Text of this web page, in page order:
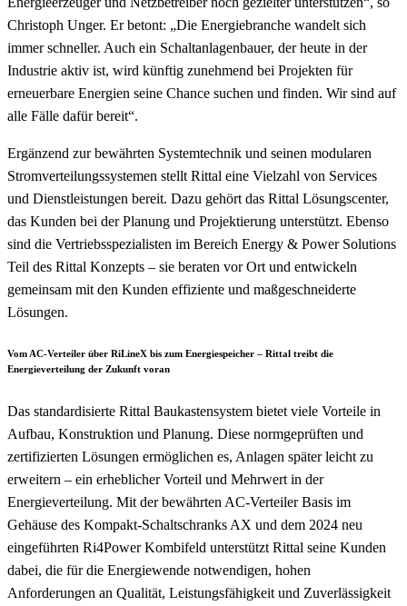
Christoph Unger. Er betont: „Die Energiebranche wandelt sich
immer schneller. Auch ein Schaltanlagenbauer, der heute in der
Industrie aktiv ist, wird künftig zunehmend bei Projekten für
erneuerbare Energien seine Chance suchen und finden. Wir sind auf
alle Fälle dafür bereit“.
Ergänzend zur bewährten Systemtechnik und seinen modularen
Stromverteilungssystemen stellt Rittal eine Vielzahl von Services
und Dienstleistungen bereit. Dazu gehört das Rittal Lösungscenter,
das Kunden bei der Planung und Projektierung unterstützt. Ebenso
sind die Vertriebsspezialisten im Bereich Energy & Power Solutions
Teil des Rittal Konzepts – sie beraten vor Ort und entwickeln
gemeinsam mit den Kunden effiziente und maßgeschneiderte
Lösungen.
Vom AC-Verteiler über RiLineX bis zum Energiespeicher – Rittal treibt die
Energieverteilung der Zukunft voran
Das standardisierte Rittal Baukastensystem bietet viele Vorteile in
Aufbau, Konstruktion und Planung. Diese normgeprüften und
zertifizierten Lösungen ermöglichen es, Anlagen später leicht zu
erweitern – ein erheblicher Vorteil und Mehrwert in der
Energieverteilung. Mit der bewährten AC-Verteiler Basis im
Gehäuse des Kompakt-Schaltschranks AX und dem 2024 neu
eingeführten Ri4Power Kombifeld unterstützt Rittal seine Kunden
dabei, die für die Energiewende notwendigen, hohen
Anforderungen an Qualität, Leistungsfähigkeit und Zuverlässigkeit